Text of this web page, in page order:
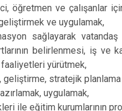
öğretmen ve çalışanlar
ve uygulamak,
sağlayarak
belirlenmesi, iş
yürütmek,
geliştirme, stratejik
uygulamak,
ile eğitim kurumlarının